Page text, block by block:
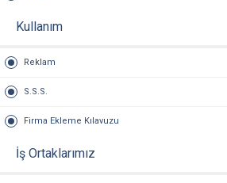
Kullanım
Reklam
S.S.S.
Firma Ekleme Kılavuzu
İş Ortaklarımız